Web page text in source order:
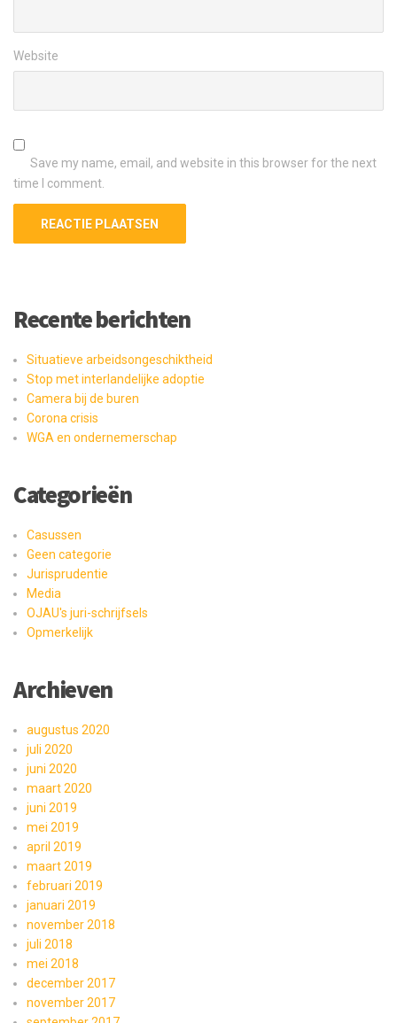
Website
Save my name, email, and website in this browser for the next
time I comment.
Recente berichten
Situatieve arbeidsongeschiktheid
Stop met interlandelijke adoptie
Camera bij de buren
Corona crisis
WGA en ondernemerschap
Categorieën
Casussen
Geen categorie
Jurisprudentie
Media
OJAU's juri-schrijfsels
Opmerkelijk
Archieven
augustus 2020
juli 2020
juni 2020
maart 2020
juni 2019
mei 2019
april 2019
maart 2019
februari 2019
januari 2019
november 2018
juli 2018
mei 2018
december 2017
november 2017